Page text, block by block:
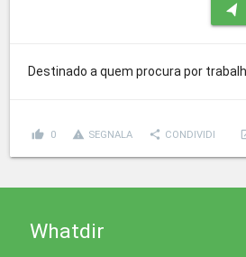
navigation
Destinado a quem procura por
thumb_up 0 report_problem SEGNALA share CONDIVIDI
Whatdir